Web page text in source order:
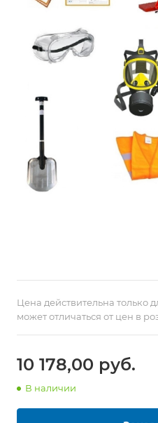
Цена действительна только
может отличаться от цен в
10 178,00 руб.
В наличии